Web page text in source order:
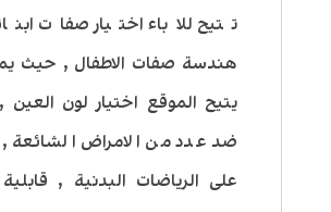
تتيح للاباء اختيار صفات
هندسة صفات الاطفال , حيث
يتيح الموقع اختيار لون العين
ضد عدد من الامراض الشائعة ,
على الرياضات البدنية ,